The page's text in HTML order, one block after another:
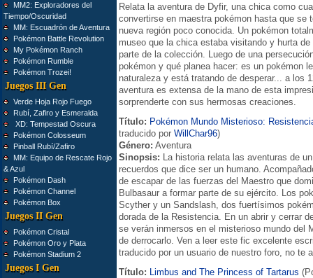
MM2: Exploradores del
Tiempo/Oscuridad
MM: Escuadrón de Aventura
Pokémon Battle Revolution
My Pokémon Ranch
Pokémon Rumble
Pokémon Trozei!
Juegos III Gen
Verde Hoja Rojo Fuego
Rubí, Zafiro y Esmeralda
XD: Tempestad Oscura
Pokémon Colosseum
Pinball Rubí/Zafiro
MM: Equipo de Rescate Rojo
& Azul
Pokémon Dash
Pokémon Channel
Pokémon Box
Juegos II Gen
Pokémon Cristal
Pokémon Oro y Plata
Pokémon Stadium 2
Juegos I Gen
Relata la aventura de Dyfir, una chica como
convertirse en maestra pokémon hasta que se
nueva región poco conocida. Un pokémon
museo que la chica estaba visitando y hurta
parte de la colección. Luego de una
pokémon y qué planea hacer: es un pokémon
naturaleza y está tratando de desperar... a los
aventura es extensa de la mano de esta
sorprenderte con sus hermosas creaciones.
Título: Pokémon Mundo Misterioso:
traducido por WillChar96)
Género: Aventura
Sinopsis: La historia relata las aventuras de
recuerdos que dice ser un humano.
de escapar de las fuerzas del Maestro que
Bulbasaur a formar parte de su ejército. Los
Scyther y un Sandslash, dos fuertísimos
dorada de la Resistencia. En un abrir y cerrar
se verán inmersos en el misterioso mundo del
de derrocarlo. Ven a leer este fic excelente
traducido por un usuario de nuestro foro, no te
Título: Limbus and The Princess of Tartarus